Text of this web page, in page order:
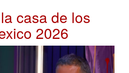
casa de los
2026